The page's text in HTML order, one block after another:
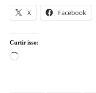
X Facebook
Curtir isso:
Carregando...